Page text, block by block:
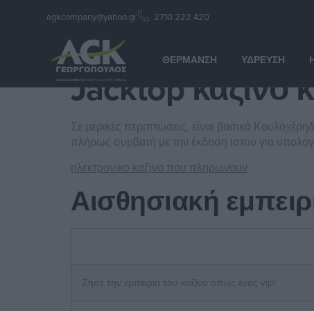
agkcompany@yahoo.gr 2710 222 420
ΘΈΡΜΑΝΣΗ ΎΔΡΕΥΣΗ
Jacktop καζινο
Jacktop καζινο
Σε μερικές περιπτώσεις, είναι βασικά
πλήρως συμβατή με την έκδοση ιστού για
ηλεκτρονικο καζινο που πληρωνουν
Αισθησιακή